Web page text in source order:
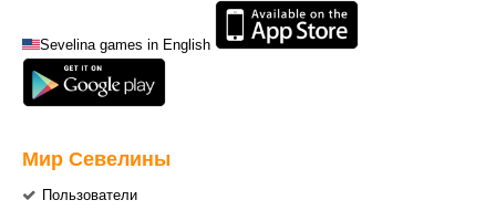
Sevelina games in English
Мир Севелины
Пользователи